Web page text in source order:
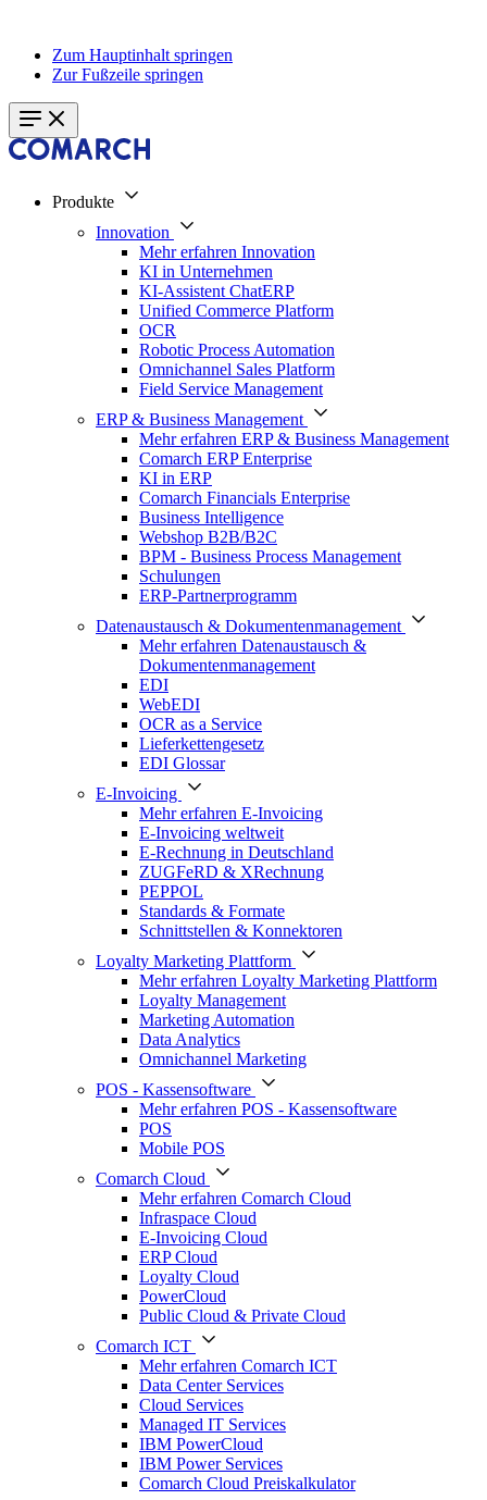
Zum Hauptinhalt springen
Zur Fußzeile springen
Produkte
Innovation
Mehr erfahren Innovation
KI in Unternehmen
KI-Assistent ChatERP
Unified Commerce Platform
OCR
Robotic Process Automation
Omnichannel Sales Platform
Field Service Management
ERP & Business Management
Mehr erfahren ERP & Business Management
Comarch ERP Enterprise
KI in ERP
Comarch Financials Enterprise
Business Intelligence
Webshop B2B/B2C
BPM - Business Process Management
Schulungen
ERP-Partnerprogramm
Datenaustausch & Dokumentenmanagement
Mehr erfahren Datenaustausch &
Dokumentenmanagement
EDI
WebEDI
OCR as a Service
Lieferkettengesetz
EDI Glossar
E-Invoicing
Mehr erfahren E-Invoicing
E-Invoicing weltweit
E-Rechnung in Deutschland
ZUGFeRD & XRechnung
PEPPOL
Standards & Formate
Schnittstellen & Konnektoren
Loyalty Marketing Plattform
Mehr erfahren Loyalty Marketing Plattform
Loyalty Management
Marketing Automation
Data Analytics
Omnichannel Marketing
POS - Kassensoftware
Mehr erfahren POS - Kassensoftware
POS
Mobile POS
Comarch Cloud
Mehr erfahren Comarch Cloud
Infraspace Cloud
E-Invoicing Cloud
ERP Cloud
Loyalty Cloud
PowerCloud
Public Cloud & Private Cloud
Comarch ICT
Mehr erfahren Comarch ICT
Data Center Services
Cloud Services
Managed IT Services
IBM PowerCloud
IBM Power Services
Comarch Cloud Preiskalkulator